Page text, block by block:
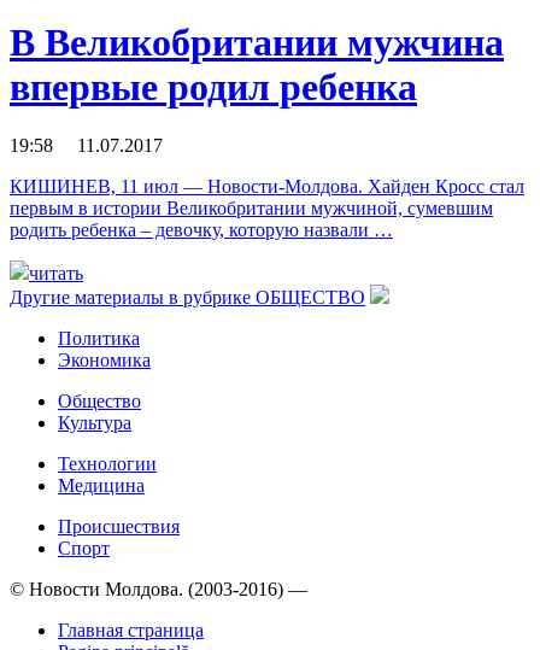
В Великобритании мужчина
впервые родил ребенка
19:58 11.07.2017
КИШИНЕВ, 11 июл — Новости-Молдова. Хайден Кросс стал
первым в истории Великобритании мужчиной, сумевшим
родить ребенка – девочку, которую назвали …
читать
Другие материалы в рубрике ОБЩЕСТВО
Политика
Экономика
Общество
Культура
Технологии
Медицина
Происшествия
Спорт
© Новости Молдова. (2003-2016) —
Главная страница